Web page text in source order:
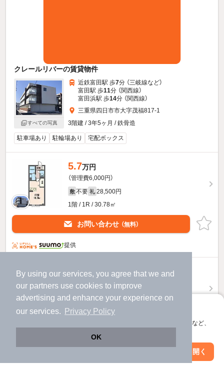
By using our services, you agree that we and
our partners use cookies to improve
advertising and enhance your experience on
our services.
Privacy Policy
OK
アプリに切り替えて、サクサクお部屋探し
会員登録なしですぐ使える。マップ検索やお気に入り保存など、
アプリを開く
クレールリバーの賃貸物件
すべての写真
近鉄富田駅 歩7分 （三岐線など）
富田駅 歩11分 （関西線）
富田浜駅 歩14分 （関西線）
三重県四日市市大字茂福817-1
3階建 / 3年5ヶ月 / 鉄骨造
駐車場あり 駐輪場あり 宅配ボックス
5.7万円
（管理費6,000円）
敷 不要 礼 28,500円
1階 / 1R / 30.78㎡
お問い合わせ （無料）
提供
5.7万円
（管理費6,000円）
敷 不要 礼 28,500円
1階 / 1K / 30.8㎡
お問い合わせ（無料）
絞り込み条件を変更